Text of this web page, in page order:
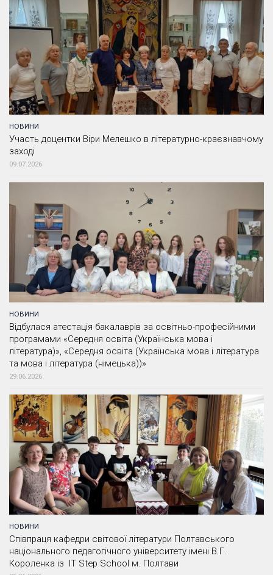
НОВИНИ
Участь доцентки Віри Мелешко в літературно-краєзнавчому
заході
09.07.2026
НОВИНИ
Відбулася атестація бакалаврів за освітньо-професійними
програмами «Середня освіта (Українська мова і
література)», «Середня освіта (Українська мова і література
та мова і література (німецька))»
29.06.2026
НОВИНИ
Співпраця кафедри світової літератури Полтавського
національного педагогічного університету імені В.Г.
Короленка із IT Step School м. Полтави